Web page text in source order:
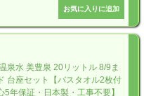
泉水 美豊泉 20リットル 8/9ま
台座セット【バスタオル2枚付
5年保証・日本製・工事不要】